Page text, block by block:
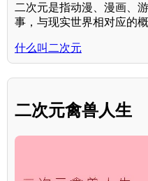
二次元是指动漫、漫画、
事，与现实世界相对应的概
什么叫二次元
二次元禽兽人生